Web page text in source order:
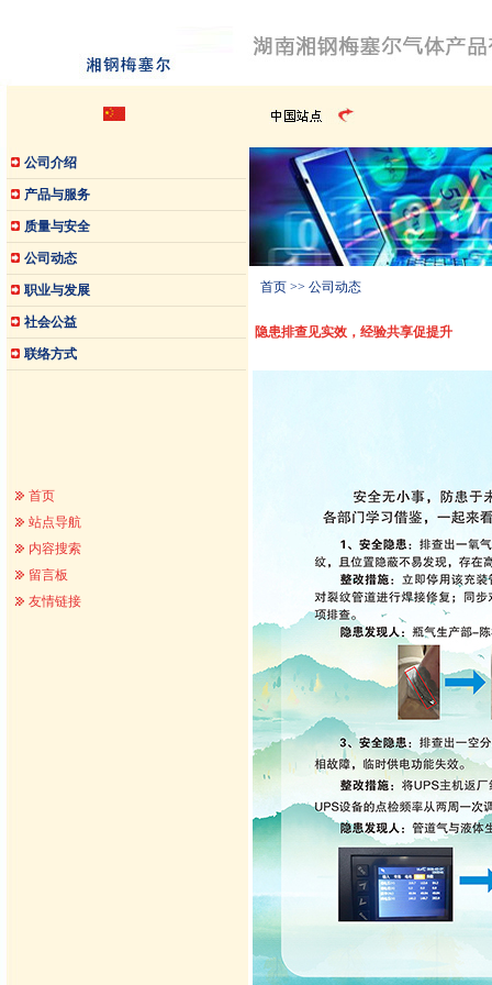
公司介绍
产品与服务
质量与安全
公司动态
职业与发展
社会公益
联络方式
首页
站点导航
内容搜索
留言板
友情链接
首页 >> 公司动态
隐患排查见实效，经验共享促提升